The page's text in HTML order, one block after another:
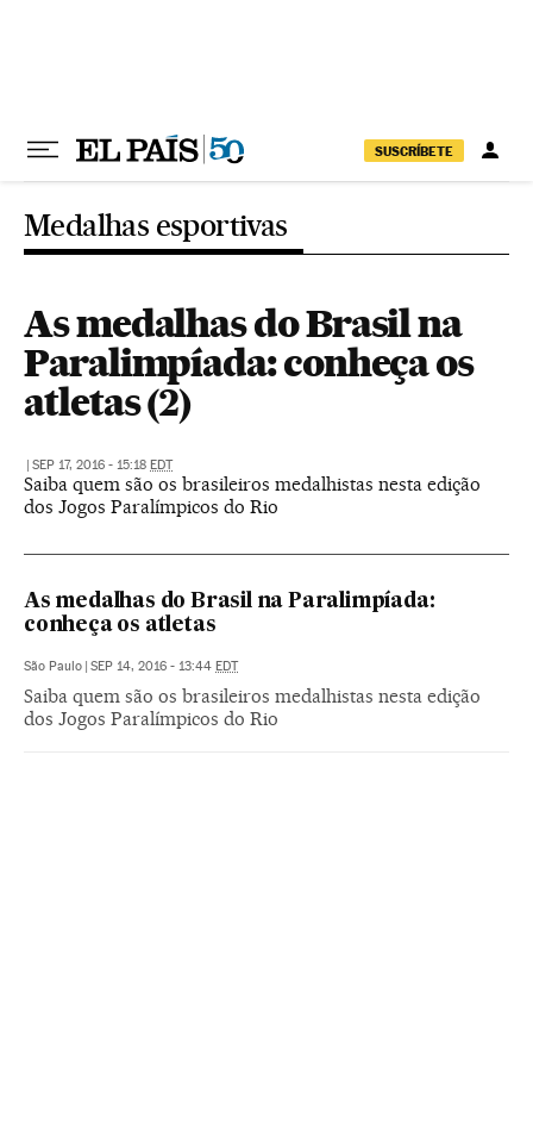
SUSCRÍBETE
Medalhas esportivas
As medalhas do Brasil na
Paralimpíada: conheça os
atletas (2)
| SEP 17, 2016 - 15:18 EDT
Saiba quem são os brasileiros medalhistas nesta edição
dos Jogos Paralímpicos do Rio
As medalhas do Brasil na Paralimpíada:
conheça os atletas
São Paulo | SEP 14, 2016 - 13:44 EDT
Saiba quem são os brasileiros medalhistas nesta edição
dos Jogos Paralímpicos do Rio